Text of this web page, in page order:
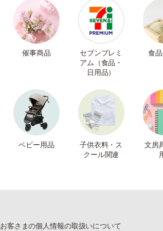
催事商品
セブンプレミ
アム（食品・
日用品）
食
ベビー用品
子供衣料・ス
クール関連
文房
お客さまの個人情報の取扱いについて